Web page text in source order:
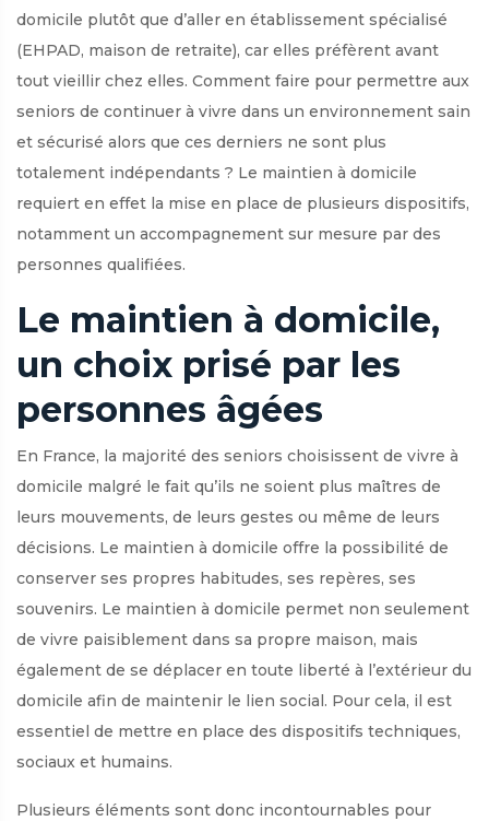
domicile plutôt que d’aller en établissement spécialisé
(EHPAD, maison de retraite), car elles préfèrent avant
tout vieillir chez elles. Comment faire pour permettre aux
seniors de continuer à vivre dans un environnement sain
et sécurisé alors que ces derniers ne sont plus
totalement indépendants ? Le maintien à domicile
requiert en effet la mise en place de plusieurs dispositifs,
notamment un accompagnement sur mesure par des
personnes qualifiées.
Le maintien à domicile,
un choix prisé par les
personnes âgées
En France, la majorité des seniors choisissent de vivre à
domicile malgré le fait qu’ils ne soient plus maîtres de
leurs mouvements, de leurs gestes ou même de leurs
décisions. Le maintien à domicile offre la possibilité de
conserver ses propres habitudes, ses repères, ses
souvenirs. Le maintien à domicile permet non seulement
de vivre paisiblement dans sa propre maison, mais
également de se déplacer en toute liberté à l’extérieur du
domicile afin de maintenir le lien social. Pour cela, il est
essentiel de mettre en place des dispositifs techniques,
sociaux et humains.
Plusieurs éléments sont donc incontournables pour